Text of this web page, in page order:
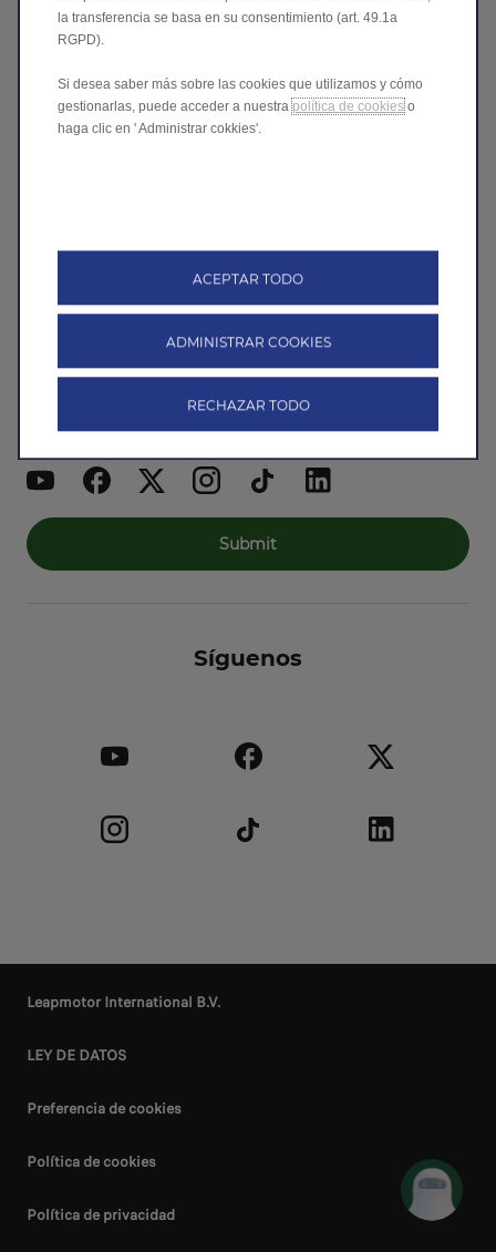
Consentimiento
[https://www.leapmotor.net/es/privacy-policy], doy mi
consentimiento para el tratamiento de mis Datos para las
siguientes finalidades:
propósitos explícitos, haz clic en expandir.
¡Únete a nuestros socios!
No acepto
Submit
Síguenos
Leapmotor International B.V.
LEY DE DATOS
Preferencia de cookies
Política de cookies
Política de privacidad
la transferencia se basa en su consentimiento (art. 49.1a
RGPD).
Si desea saber más sobre las cookies que utilizamos y cómo
gestionarlas, puede acceder a nuestrapolítica de cookieso
haga clic en ' Administrar cokkies'.
ADMINISTRAR COOKIES
ACEPTAR TODO
RECHAZAR TODO